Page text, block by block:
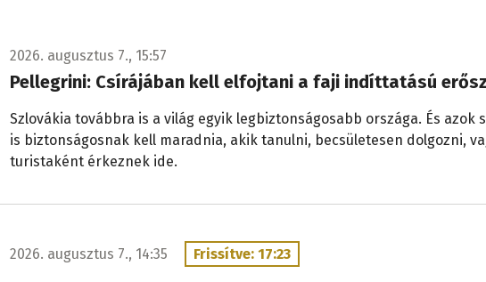
2026. augusztus 7., 15:57
Pellegrini: Csírájában kell elfojtani a faji indíttatású
Szlovákia továbbra is a világ egyik legbiztonságosabb országa. És azok
is biztonságosnak kell maradnia, akik tanulni, becsületesen dolgozni,
turistaként érkeznek ide.
2026. augusztus 7., 14:35
Frissítve: 17:23